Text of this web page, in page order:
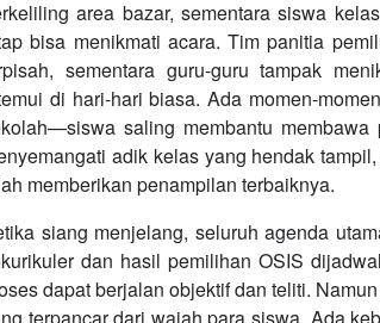
area bazar, sementara siswa
bisa menikmati acara. Tim panitia
sementara guru-guru tampak
di hari-hari biasa. Ada momen-
saling membantu
adik kelas yang hendak
memberikan penampilan terbaiknya.
siang menjelang, seluruh agenda
dan hasil pemilihan OSIS
dapat berjalan objektif dan teliti.